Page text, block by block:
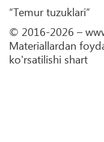
“Temur tuzuklari”
© 2016-2026 –
Materiallardan
ko'rsatilishi shart